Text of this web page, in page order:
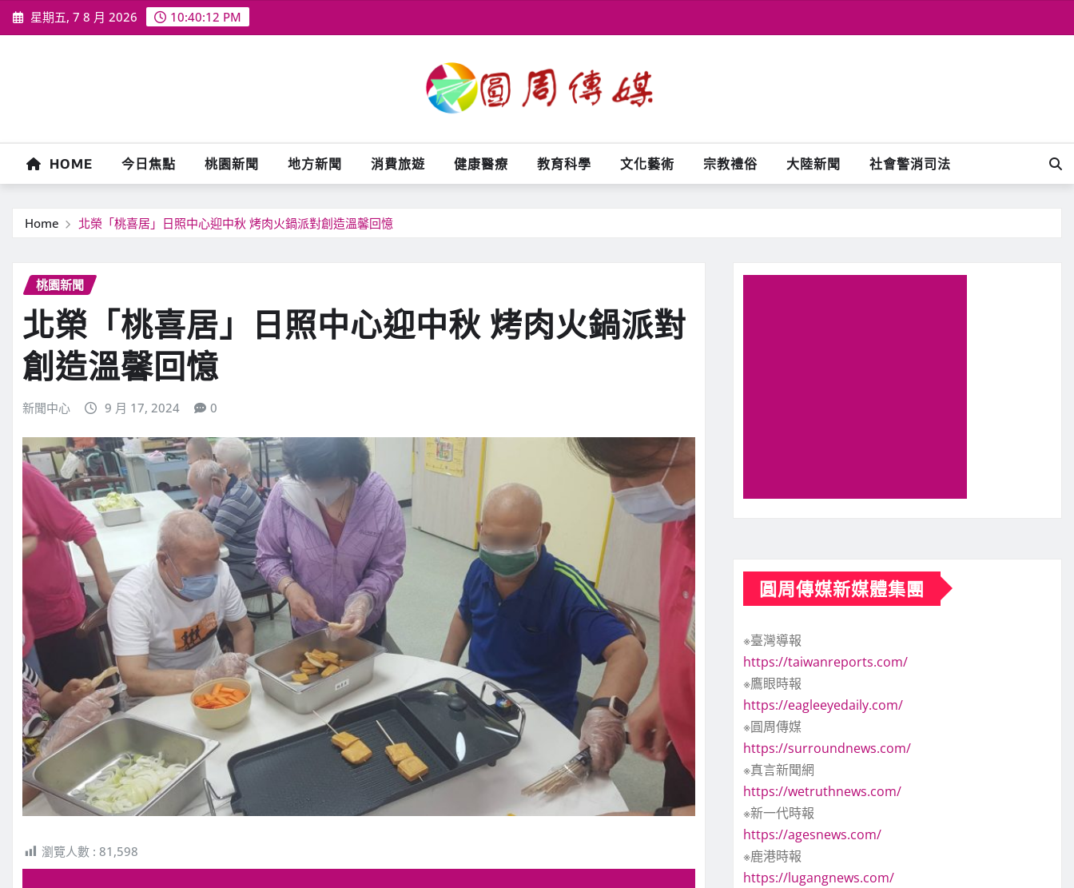
Skip
to
星期五, 7 8 月 2026 10:40:13 PM
HOME 今日焦點 桃園新聞 地方新聞 消費旅遊 健康醫療 教育科學 文化藝術 宗教禮俗 大陸新聞 社會警消司法
Home 北榮「桃喜居」日照中心迎中秋 烤肉火鍋派對創造溫馨回憶
桃園新聞
北榮「桃喜居」日照中心迎中秋 烤肉火鍋派對
創造溫馨回憶
新聞中心 9 月 17, 2024 0
瀏覽人數 : 81,598
圓周傳媒新媒體集團
※臺灣導報
https://taiwanreports.com/
※鷹眼時報
https://eagleeyedaily.com/
※圓周傳媒
https://surroundnews.com/
※真言新聞網
https://wetruthnews.com/
※新一代時報
https://agesnews.com/
※鹿港時報
https://lugangnews.com/